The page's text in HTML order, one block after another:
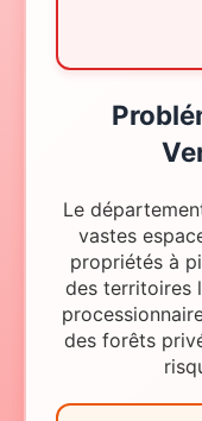
Le
vastes
propriétés à
des territoires
des forêts